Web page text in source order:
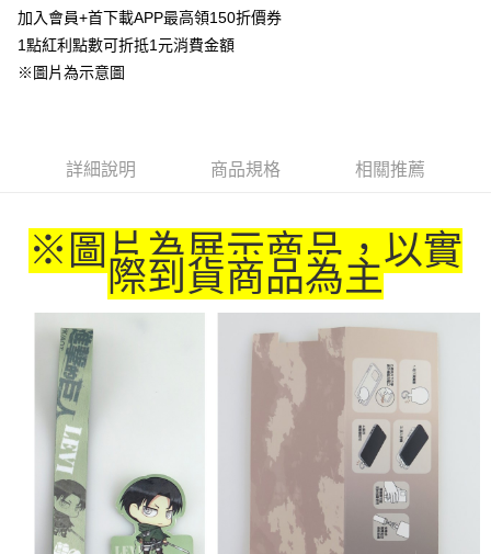
Apple Pay
悠遊付
貨到付款
運送方式
全家取貨付款
每筆NT$65，滿NT$1,300(含以上)免運費
付款後全家取貨
每筆NT$65，滿NT$1,300(含以上)免運費
(不開放使用，請勿選取）
每筆NT$9,999
7-11取貨付款
每筆NT$65，滿NT$1,300(含以上)免運費
付款後7-11取貨
加入會員+首下載APP最高領150折價券
1點紅利點數可折抵1元消費金額
※圖片為示意圖
詳細說明 商品規格 相關推薦
※圖片為展示商品，以實
際到貨商品為主